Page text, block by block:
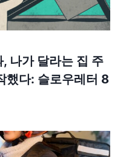
나가 달라는 집 주
했다: 슬로우레터 8